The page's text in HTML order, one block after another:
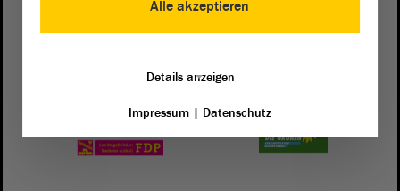
Alle akzeptieren
Details anzeigen
Impressum| Datenschutz